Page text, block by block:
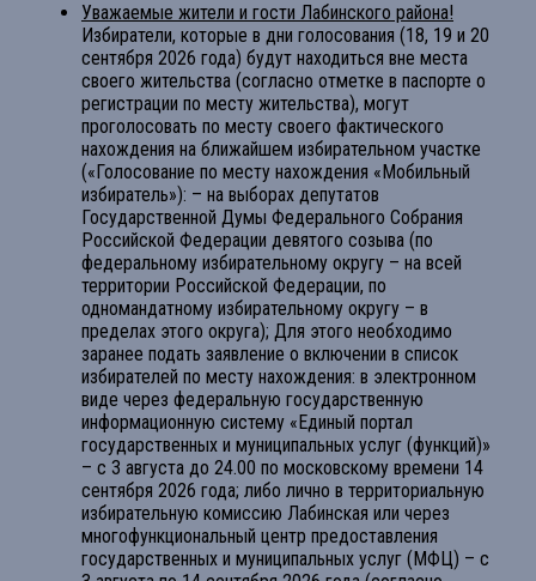
Уважаемые жители и гости Лабинского района!
Избиратели, которые в дни голосования (18, 19 и 20
сентября 2026 года) будут находиться вне места
своего жительства (согласно отметке в паспорте о
регистрации по месту жительства), могут
проголосовать по месту своего фактического
нахождения на ближайшем избирательном участке
(«Голосование по месту нахождения «Мобильный
избиратель»): – на выборах депутатов
Государственной Думы Федерального Собрания
Российской Федерации девятого созыва (по
федеральному избирательному округу – на всей
территории Российской Федерации, по
одномандатному избирательному округу – в
пределах этого округа); Для этого необходимо
заранее подать заявление о включении в список
избирателей по месту нахождения: в электронном
виде через федеральную государственную
информационную систему «Единый портал
государственных и муниципальных услуг (функций)»
– с 3 августа до 24.00 по московскому времени 14
сентября 2026 года; либо лично в территориальную
избирательную комиссию Лабинская или через
многофункциональный центр предоставления
государственных и муниципальных услуг (МФЦ) – с